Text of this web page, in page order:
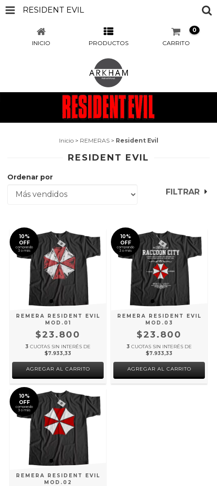
RESIDENT EVIL
INICIO PRODUCTOS CARRITO
0
Inicio > REMERAS > Resident Evil
RESIDENT EVIL
Ordenar por
FILTRAR
10%
OFF
comprando
3 o más
REMERA RESIDENT EVIL
MOD.01
$23.800
3 CUOTAS SIN INTERÉS DE
$7.933,33
AGREGAR AL CARRITO
10%
OFF
comprando
3 o más
REMERA RESIDENT EVIL
MOD.03
$23.800
3 CUOTAS SIN INTERÉS DE
$7.933,33
AGREGAR AL CARRITO
10%
OFF
comprando
3 o más
REMERA RESIDENT EVIL
MOD.02